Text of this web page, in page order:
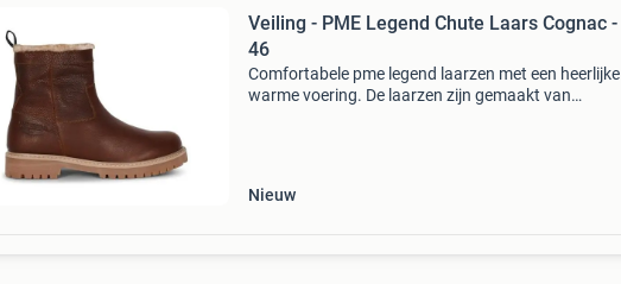
Veiling - PME Legend Chute Laars Cognac -
46
Comfortabele pme legend laarzen met een heerlijke
warme voering. De laarzen zijn gemaakt van
Nieuw